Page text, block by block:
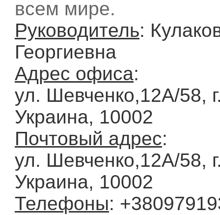
всем мире.
Руководитель:
Георгиевна
Адрес офиса:
ул. Шевченко,12А/58,
Украина, 10002
Почтовый адрес:
ул. Шевченко,12А/58,
Украина, 10002
Телефоны: